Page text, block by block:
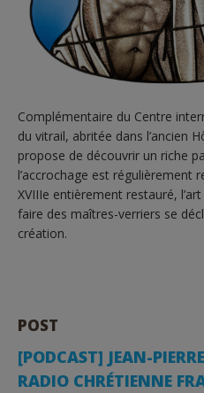
Complémentaire du Centre
du vitrail, abritée dans l’ancien
propose de découvrir un riche
l’accrochage est régulièrement
XVIIIe entièrement restauré,
faire des maîtres-verriers se
création.
POST
[PODCAST] JEAN-
RADIO CHRÉTIENNE